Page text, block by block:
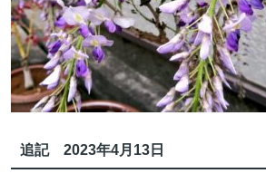
追記 2023年4月13日